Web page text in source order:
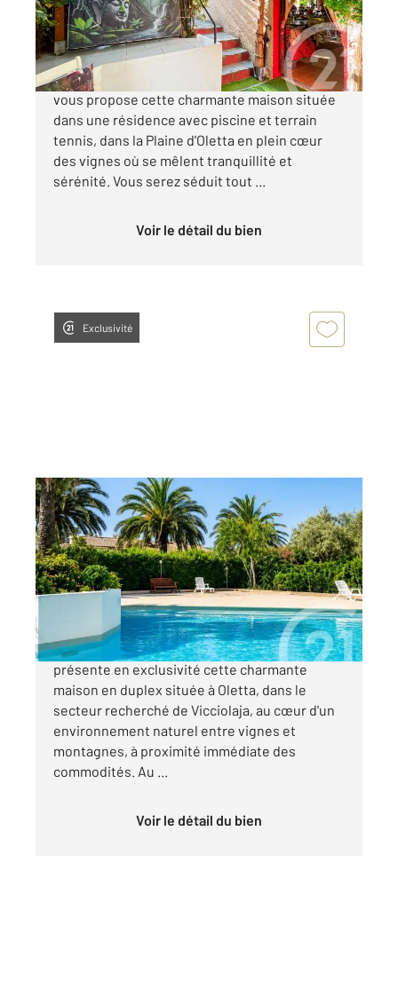
284 000 €
Votre agence CENTURY 21 Dary Immobilier
vous propose cette charmante maison située
dans une résidence avec piscine et terrain
tennis, dans la Plaine d'Oletta en plein cœur
des vignes où se mêlent tranquillité et
sérénité. Vous serez séduit tout ...
Voir le détail du bien
Exclusivité
OLETTA 202
40,08 m2, 3 pièces
Ref : 863
Maison à vendre
219 000 €
Votre agence Century 21 DARY Immobilier vous
présente en exclusivité cette charmante
maison en duplex située à Oletta, dans le
secteur recherché de Vicciolaja, au cœur d'un
environnement naturel entre vignes et
montagnes, à proximité immédiate des
commodités. Au ...
Voir le détail du bien